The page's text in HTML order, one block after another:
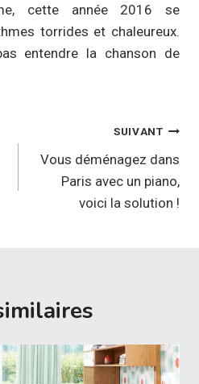
cette année 2016 se
torrides et chaleureux.
entendre la chanson de
SUIVANT
Vous déménagez dans
Paris avec un piano,
voici la solution !